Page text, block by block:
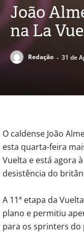
João
na La
Redação - 31 de
O caldense João
esta quarta-feira
Vuelta e está agora
desistência do
A 11ª etapa da
plano e permitiu
para os sprinters